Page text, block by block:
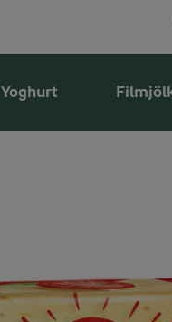
Yoghurt